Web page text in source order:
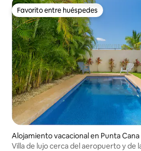
Favorito entre huéspedes
Favorito entre huéspedes
Alojamiento vacacional en Punta Cana
Villa de lujo cerca del aeropuerto y de